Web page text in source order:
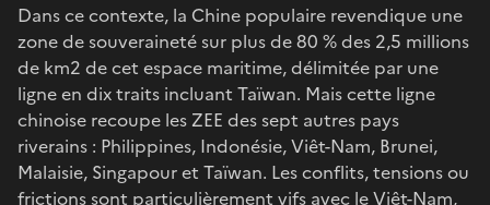
Dans ce contexte, la Chine populaire revendique une
zone de souveraineté sur plus de 80 % des 2,5 millions
de km2 de cet espace maritime, délimitée par une
ligne en dix traits incluant Taïwan. Mais cette ligne
chinoise recoupe les ZEE des sept autres pays
riverains : Philippines, Indonésie, Viêt-Nam, Brunei,
Malaisie, Singapour et Taïwan. Les conflits, tensions ou
frictions sont particulièrement vifs avec le Viêt-Nam,